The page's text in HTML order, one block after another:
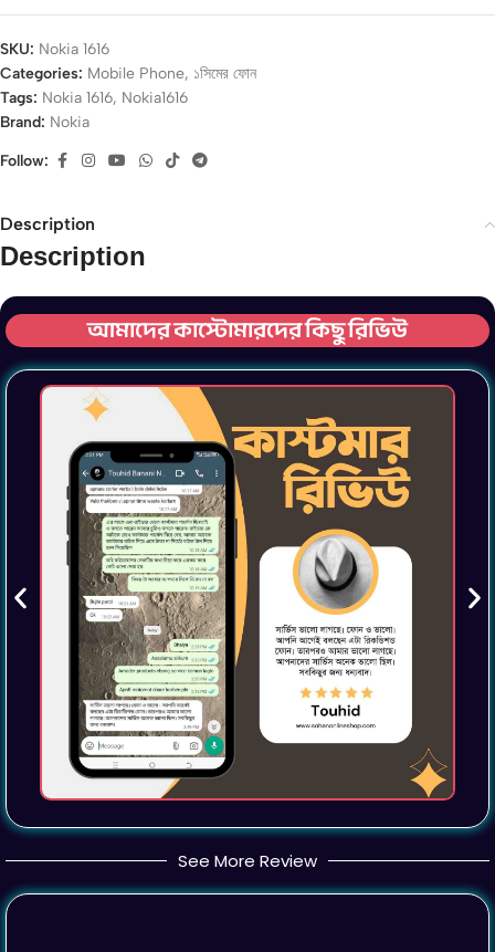
SKU: Nokia 1616
Categories: Mobile Phone, ১সিমের ফোন
Tags: Nokia 1616, Nokia1616
Brand: Nokia
Follow:
Description
Description
আমাদের কাস্টোমারদের কিছু রিভিউ
See More Review